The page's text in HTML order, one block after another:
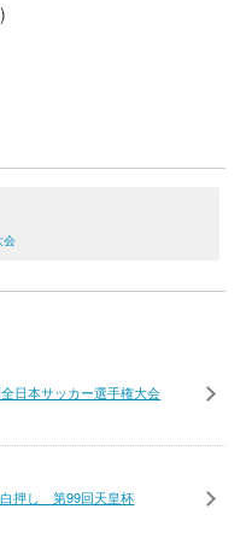
会
日本サッカー選手権大会
白押し 第99回天皇杯